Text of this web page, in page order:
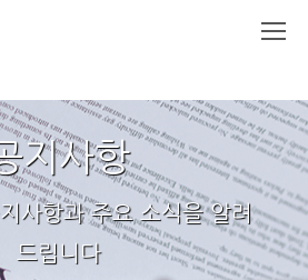
지사항
사항과 주요 소식을 알려
드립니다